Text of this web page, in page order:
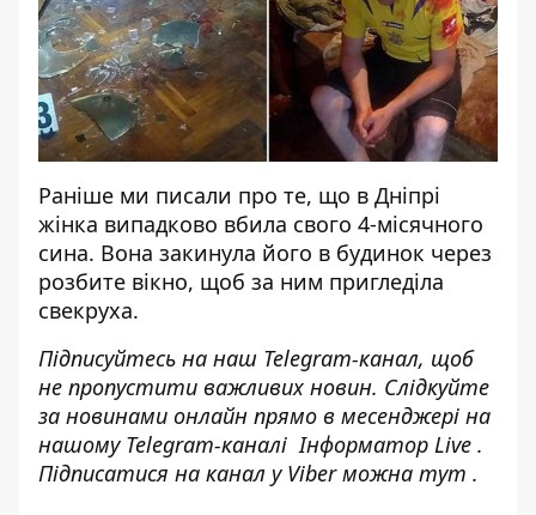
Раніше ми писали про те, що в Дніпрі
жінка випадково вбила свого 4-місячного
сина. Вона закинула його в будинок через
розбите вікно, щоб за ним пригледіла
свекруха.
Підписуйтесь на наш Telegram-канал, щоб
не пропустити важливих новин. Слідкуйте
за новинами онлайн прямо в месенджері на
нашому Telegram-каналіІнформатор Live .
Підписатися на канал у Viber можна тут .